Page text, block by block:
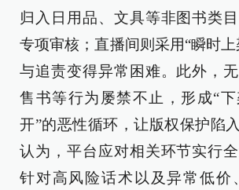
归入日用品、文具等非图书类
专项审核；直播间则采用“瞬时
与追责变得异常困难。此外，
售书等行为屡禁不止，形成“
开”的恶性循环，让版权保护陷
认为，平台应对相关环节实行
针对高风险话术以及异常低价